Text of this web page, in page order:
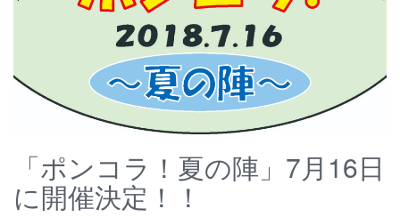
「ポンコラ！夏の陣」7月16日
に開催決定！！